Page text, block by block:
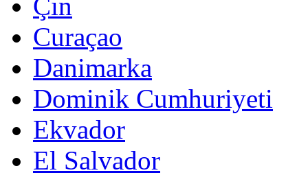
Curaçao
Danimarka
Dominik Cumhuriyeti
Ekvador
El Salvador